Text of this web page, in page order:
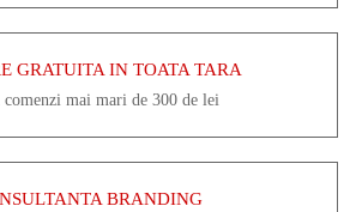
GRATUITA IN TOATA TARA
comenzi mai mari de 300 de lei
BRANDING